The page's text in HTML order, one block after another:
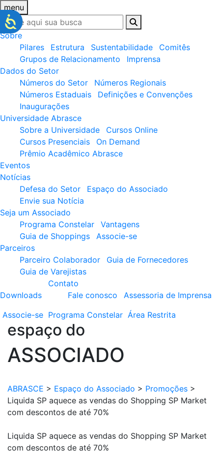
menu
Sobre
Pilares
Estrutura Sustentabilidade
Comitês
Grupos de Relacionamento
Imprensa
Dados do Setor
Números do Setor
Números Regionais
Números Estaduais
Definições e Convenções
Inaugurações
Universidade Abrasce
Sobre a Universidade
Cursos Online
Cursos Presenciais
On Demand
Prêmio Acadêmico Abrasce
Eventos
Notícias
Defesa do Setor
Espaço do Associado
Envie sua Notícia
Seja um Associado
Programa Constelar
Vantagens
Guia de Shoppings
Associe-se
Parceiros
Parceiro Colaborador
Guia de Fornecedores
Guia de Varejistas
Downloads
Contato
Fale conosco
Assessoria de Imprensa
Associe-se Programa Constelar Área Restrita
espaço do
ASSOCIADO
ABRASCE > Espaço do Associado > Promoções >
Liquida SP aquece as vendas do Shopping SP Market
com descontos de até 70%
Liquida SP aquece as vendas do Shopping SP Market
com descontos de até 70%